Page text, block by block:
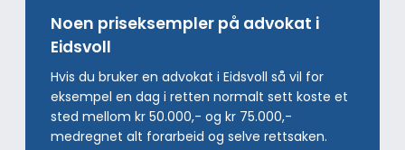
Noen priseksempler på advokat i
Eidsvoll
Hvis du bruker en advokat i Eidsvoll så vil for
eksempel en dag i retten normalt sett koste et
sted mellom kr 50.000,- og kr 75.000,-
medregnet alt forarbeid og selve rettsaken.